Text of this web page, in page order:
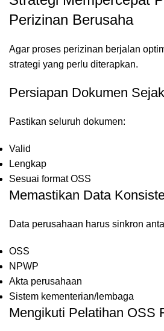
Perizinan Berusaha
Agar proses perizinan berjalan
strategi yang perlu diterapkan.
Persiapan Dokumen
Pastikan seluruh dokumen:
Valid
Lengkap
Sesuai format OSS
Memastikan Data
Data perusahaan harus sinkron
OSS
NPWP
Akta perusahaan
Sistem kementerian/lembaga
Mengikuti Pelatihan OSS